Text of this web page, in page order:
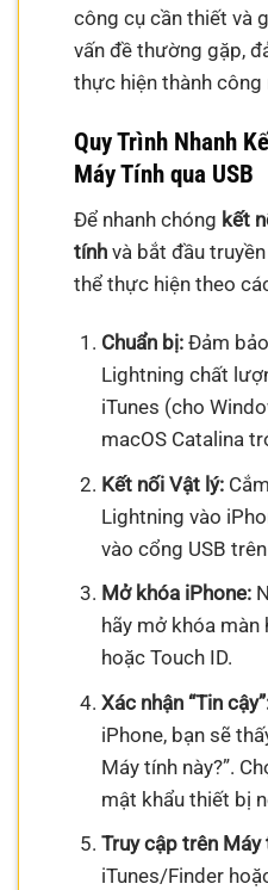
công cụ cần thiết và
vấn đề thường gặp,
thực hiện thành công
Quy Trình Nhanh
Máy Tính qua USB
Để nhanh chóng kết
tính và bắt đầu
thể thực hiện theo
Chuẩn bị:Đảm
Lightning chất
iTunes (cho
macOS Catalina
Kết nối Vật lý:
Lightning vào
vào cổng USB
Mở khóa iPhone:
hãy mở khóa màn
hoặc Touch ID.
Xác nhận “Tin
iPhone, bạn sẽ
Máy tính này?”.
mật khẩu thiết bị
Truy cập trên Máy
iTunes/Finder